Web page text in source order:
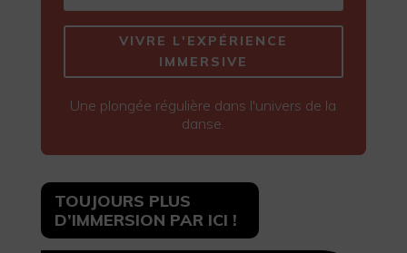
VIVRE L'EXPÉRIENCE
IMMERSIVE
Une plongée régulière dans l'univers de la
danse.
TOUJOURS PLUS
D’IMMERSION PAR ICI !